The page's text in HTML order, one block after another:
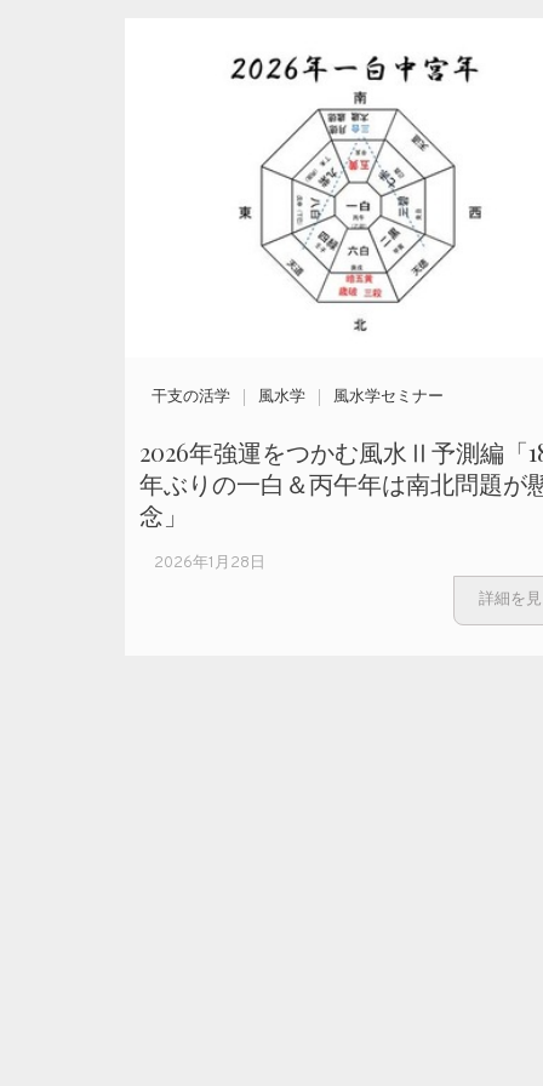
干支の活学 風水学 風水学セミナー
2026年強運をつかむ風水Ⅱ予測編「
年ぶりの一白＆丙午年は南北問題が
念」
2026年1月28日
詳細を